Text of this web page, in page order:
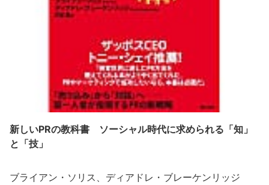
新しいPRの教科書 ソーシャル時代に求められる「知」
と「技」
ブライアン・ソリス、ディアドレ・ブレーケンリッジ